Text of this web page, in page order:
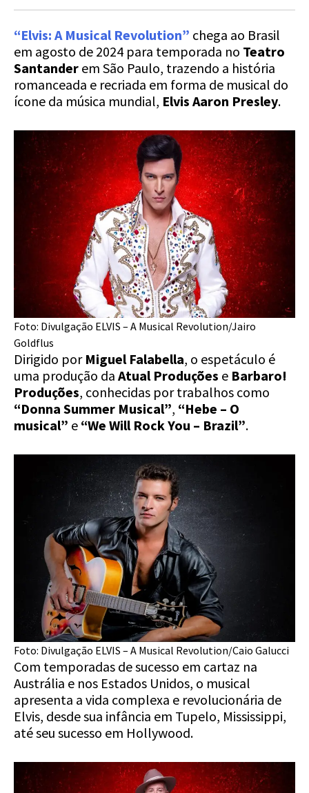
“Elvis: A Musical Revolution” chega ao Brasil
em agosto de 2024 para temporada no Teatro
Santander em São Paulo, trazendo a história
romanceada e recriada em forma de musical do
ícone da música mundial, Elvis Aaron Presley.
Foto: Divulgação ELVIS – A Musical Revolution/Jairo
Goldflus
Dirigido por Miguel Falabella, o espetáculo é
uma produção da Atual Produções e Barbaro!
Produções, conhecidas por trabalhos como
“Donna Summer Musical”, “Hebe – O
musical” e “We Will Rock You – Brazil”.
Foto: Divulgação ELVIS – A Musical Revolution/Caio Galucci
Com temporadas de sucesso em cartaz na
Austrália e nos Estados Unidos, o musical
apresenta a vida complexa e revolucionária de
Elvis, desde sua infância em Tupelo, Mississippi,
até seu sucesso em Hollywood.